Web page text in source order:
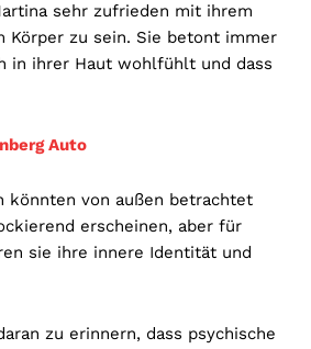
sehr zufrieden mit ihrem
Körper zu sein. Sie betont immer
in ihrer Haut wohlfühlt und dass
Auto
könnten von außen betrachtet
erscheinen, aber für
sie ihre innere Identität und
zu erinnern, dass psychische